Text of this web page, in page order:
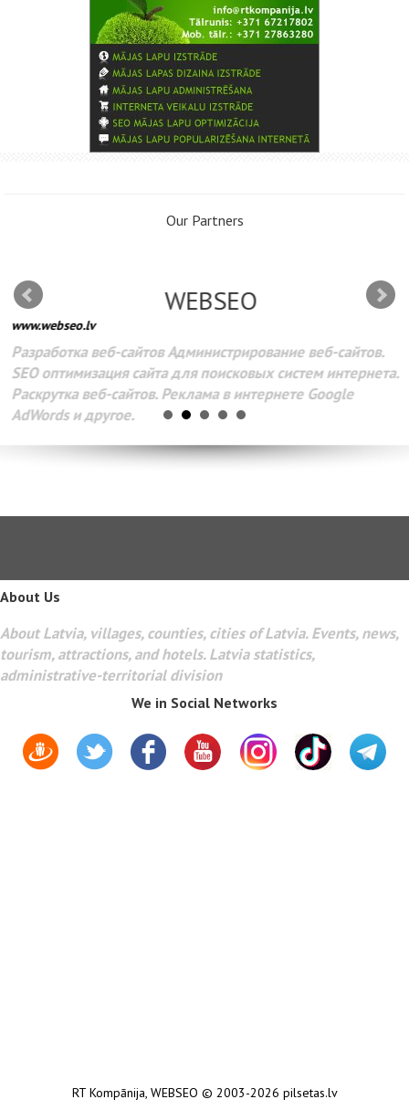
Our Partners
WEBSEO
www.webseo.lv
Разработка веб-сайтов Администрирование веб-сайтов.
SEO оптимизация сайта для поисковых систем интернета.
Раскрутка веб-сайтов. Реклама в интернете Google
AdWords и другое.
About Us
About Latvia, villages, counties, cities of Latvia. Events, news,
tourism, attractions, and hotels. Latvia statistics,
administrative-territorial division
We in Social Networks
RT Kompānija, WEBSEO © 2003-2026 pilsetas.lv